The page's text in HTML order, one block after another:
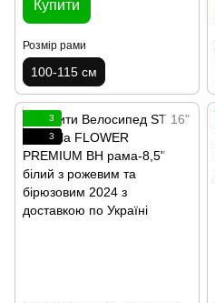
Купити
Розмір рами
100-115 см
3
3